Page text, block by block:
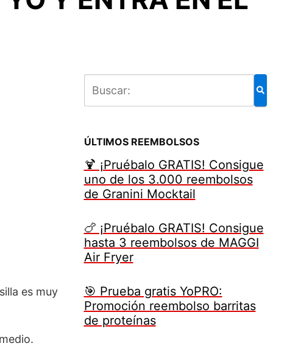
es muy
ÚLTIMOS REEMBOLSOS
🍹 ¡Pruébalo GRATIS! Consigue
uno de los 3.000 reembolsos
de Granini Mocktail
🍗 ¡Pruébalo GRATIS! Consigue
hasta 3 reembolsos de MAGGI
Air Fryer
🎯 Prueba gratis YoPRO:
Promoción reembolso barritas
de proteínas